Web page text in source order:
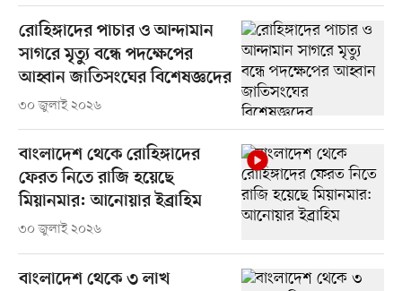
রোহিঙ্গাদের পাচার ও আন্দামান
সাগরে মৃত্যু বন্ধে পদক্ষেপের
আহ্বান জাতিসংঘের বিশেষজ্ঞদের
৩০ জুলাই ২০২৬
বাংলাদেশ থেকে রোহিঙ্গাদের
ফেরত নিতে রাজি হয়েছে
মিয়ানমার: আনোয়ার ইব্রাহিম
৩০ জুলাই ২০২৬
বাংলাদেশ থেকে ৩ লাখ